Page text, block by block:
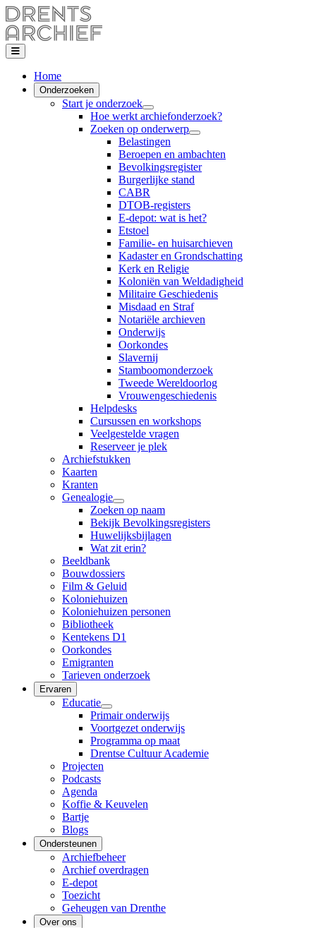
Home
Onderzoeken
Start je onderzoek
Hoe werkt archiefonderzoek?
Zoeken op onderwerp
Belastingen
Beroepen en ambachten
Bevolkingsregister
Burgerlijke stand
CABR
DTOB-registers
E-depot: wat is het?
Etstoel
Familie- en huisarchieven
Kadaster en Grondschatting
Kerk en Religie
Koloniën van Weldadigheid
Militaire Geschiedenis
Misdaad en Straf
Notariële archieven
Onderwijs
Oorkondes
Slavernij
Stamboomonderzoek
Tweede Wereldoorlog
Vrouwengeschiedenis
Helpdesks
Cursussen en workshops
Veelgestelde vragen
Reserveer je plek
Archiefstukken
Kaarten
Kranten
Genealogie
Zoeken op naam
Bekijk Bevolkingsregisters
Huwelijksbijlagen
Wat zit erin?
Beeldbank
Bouwdossiers
Film & Geluid
Koloniehuizen
Koloniehuizen personen
Bibliotheek
Kentekens D1
Oorkondes
Emigranten
Tarieven onderzoek
Ervaren
Educatie
Primair onderwijs
Voortgezet onderwijs
Programma op maat
Drentse Cultuur Academie
Projecten
Podcasts
Agenda
Koffie & Keuvelen
Bartje
Blogs
Ondersteunen
Archiefbeheer
Archief overdragen
E-depot
Toezicht
Geheugen van Drenthe
Over ons